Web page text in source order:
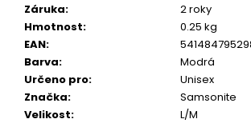
Záruka:
2 roky
Hmotnost:
0.25 kg
EAN:
Barva:
Modrá
Určeno pro:
Unisex
Značka:
Samsonite
Velikost:
L/M